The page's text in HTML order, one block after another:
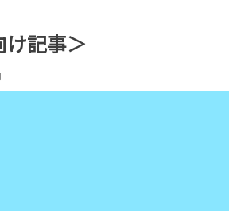
け記事＞